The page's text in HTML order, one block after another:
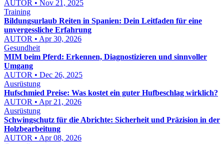
AUTOR • Nov 21, 2025
Training
Bildungsurlaub Reiten in Spanien: Dein Leitfaden für eine
unvergessliche Erfahrung
AUTOR • Apr 30, 2026
Gesundheit
MIM beim Pferd: Erkennen, Diagnostizieren und sinnvoller
Umgang
AUTOR • Dec 26, 2025
Ausrüstung
Hufschmied Preise: Was kostet ein guter Hufbeschlag wirklich?
AUTOR • Apr 21, 2026
Ausrüstung
Schwingschutz für die Abrichte: Sicherheit und Präzision in der
Holzbearbeitung
AUTOR • Apr 08, 2026